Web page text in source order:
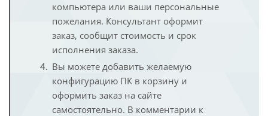
компьютера или ваши персональные
пожелания. Консультант оформит
заказ, сообщит стоимость и срок
исполнения заказа.
Вы можете добавить желаемую
конфигурацию ПК в корзину и
оформить заказ на сайте
самостоятельно. В комментарии к